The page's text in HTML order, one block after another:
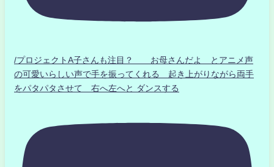
/プロジェクトA子さんも注目？ お母さんだよ とアニメ声
の可愛いらしい声で手を振ってくれる 起き上がりながら両手
をパタパタさせて 右へ左へと ダンスする